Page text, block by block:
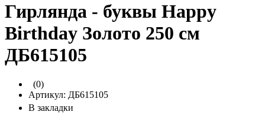
Гирлянда - буквы Happy
Birthday Золото 250 см
ДБ615105
(0)
Артикул: ДБ615105
В закладки